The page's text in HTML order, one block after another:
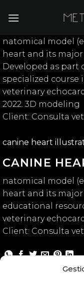
canine heart
CANINE
natomical model
heart and its major
educational
veterinary
Client: Consulta
natomical model
heart and its major
Developed as part
specialized course
veterinary
2022. 3D modeling
Client: Consulta